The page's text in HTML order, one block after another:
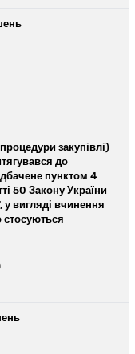
закупівлі)
до
пунктом 4
50 Закону України
у вигляді вчинення
стосуються